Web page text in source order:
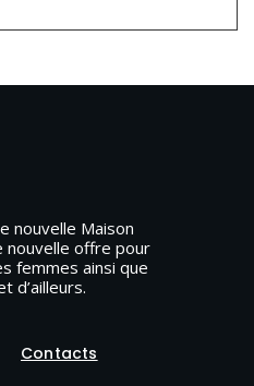
nouvelle Maison
nouvelle offre pour
femmes ainsi que
d’ailleurs.
Contacts